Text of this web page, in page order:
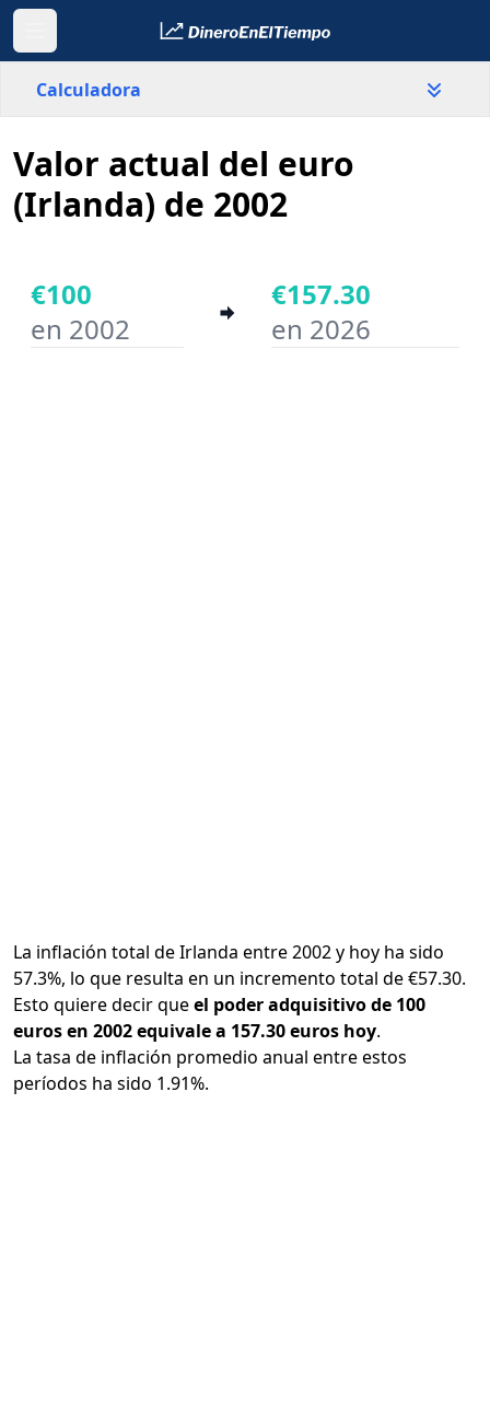
Calculadora
Irlanda
País
Año inicial
Valor actual del euro
(Irlanda) de 2002
€100
en 2002
€157.30
en 2026
La inflación total de Irlanda entre 2002 y hoy ha sido
57.3%, lo que resulta en un incremento total de €57.30.
Esto quiere decir queel poder adquisitivo de 100
euros en 2002 equivale a 157.30 euros hoy.
La tasa de inflación promedio anual entre estos
períodos ha sido 1.91%.